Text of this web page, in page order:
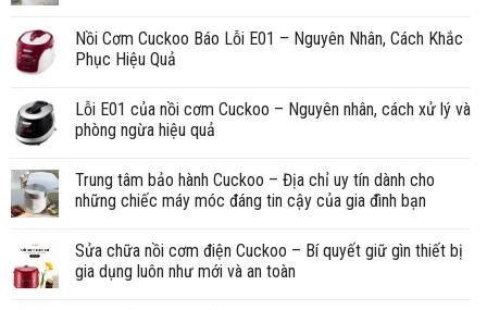
Nồi Cơm Cuckoo Báo Lỗi E01 – Nguyên Nhân, Cách Khắc
Phục Hiệu Quả
Lỗi E01 của nồi cơm Cuckoo – Nguyên nhân, cách xử lý và
phòng ngừa hiệu quả
Trung tâm bảo hành Cuckoo – Địa chỉ uy tín dành cho
những chiếc máy móc đáng tin cậy của gia đình bạn
Sửa chữa nồi cơm điện Cuckoo – Bí quyết giữ gìn thiết bị
gia dụng luôn như mới và an toàn